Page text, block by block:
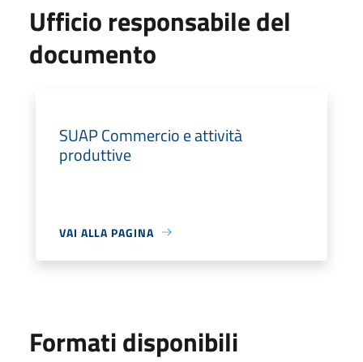
Ufficio responsabile del
documento
SUAP Commercio e attività
produttive
VAI ALLA PAGINA
Formati disponibili